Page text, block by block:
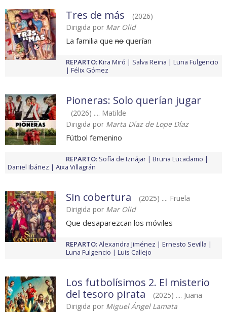
Tres de más
(2026)
Dirigida por Mar Olid
La familia que no querían
REPARTO: Kira Miró Salva Reina
Luna Fulgencio
Félix Gómez
Pioneras: Solo querían jugar
(2026) .... Matilde
Dirigida por Marta Díaz de Lope Díaz
Fútbol femenino
REPARTO: Sofía de Iznájar
Bruna Lucadamo
Daniel Ibáñez
Aixa Villagrán
Sin cobertura
(2025) .... Fruela
Dirigida por Mar Olid
Que desaparezcan los móviles
REPARTO: Alexandra Jiménez
Ernesto Sevilla
Luna Fulgencio
Luis Callejo
Los futbolísimos 2. El misterio
del tesoro pirata
(2025) .... Juana
Dirigida por Miguel Ángel Lamata